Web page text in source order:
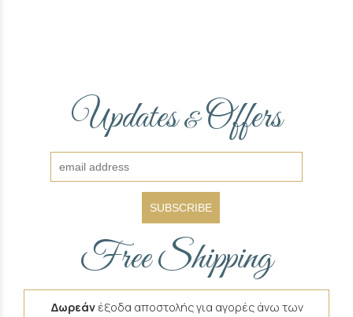
Updates&Offers
SUBSCRIBE
Free Shipping
Δωρεάν έξοδα αποστολής για αγορές άνω των